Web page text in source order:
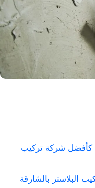
كأفضل شركة تركيب
البلاستر بالشارقة